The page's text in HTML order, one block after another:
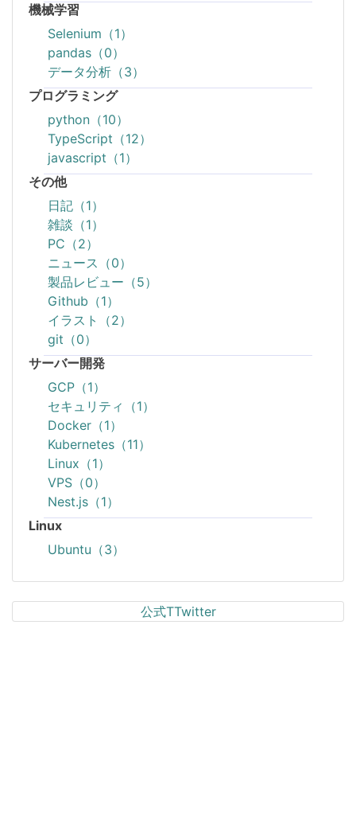
機械学習
Selenium（1）
pandas（0）
データ分析（3）
プログラミング
python（10）
TypeScript（12）
javascript（1）
その他
日記（1）
雑談（1）
PC（2）
ニュース（0）
製品レビュー（5）
Github（1）
イラスト（2）
git（0）
サーバー開発
GCP（1）
セキュリティ（1）
Docker（1）
Kubernetes（11）
Linux（1）
VPS（0）
Nest.js（1）
Linux
Ubuntu（3）
公式TTwitter